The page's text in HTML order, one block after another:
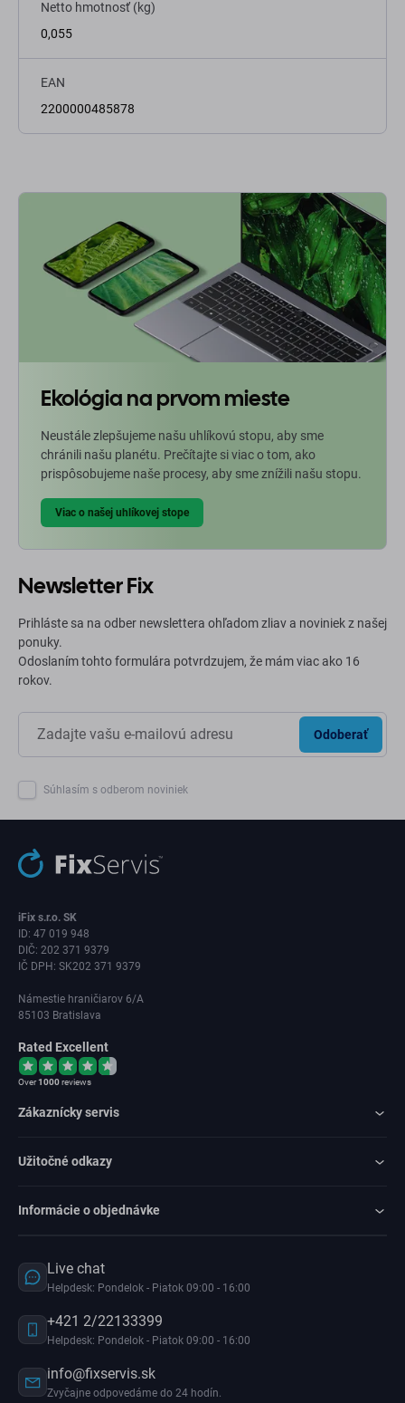
Netto hmotnosť (kg)
0,055
EAN
2200000485878
Ekológia na prvom mieste
Neustále zlepšujeme našu uhlíkovú stopu, aby sme
chránili našu planétu. Prečítajte si viac o tom, ako
prispôsobujeme naše procesy, aby sme znížili našu stopu.
Viac o našej uhlíkovej stope
Newsletter Fix
Prihláste sa na odber newslettera ohľadom zliav a noviniek z našej
ponuky.
Odoslaním tohto formulára potvrdzujem, že mám viac ako 16
rokov.
Odoberať
Súhlasím s odberom noviniek
iFix s.r.o. SK
ID: 47 019 948
DIČ: 202 371 9379
IČ DPH: SK202 371 9379
Námestie hraničiarov 6/A
85103 Bratislava
Rated Excellent
Over1000reviews
Zákaznícky servis
Užitočné odkazy
Informácie o objednávke
Live chat
Helpdesk: Pondelok - Piatok 09:00 - 16:00
+421 2/22133399
Helpdesk: Pondelok - Piatok 09:00 - 16:00
info@fixservis.sk
Zvyčajne odpovedáme do 24 hodín.